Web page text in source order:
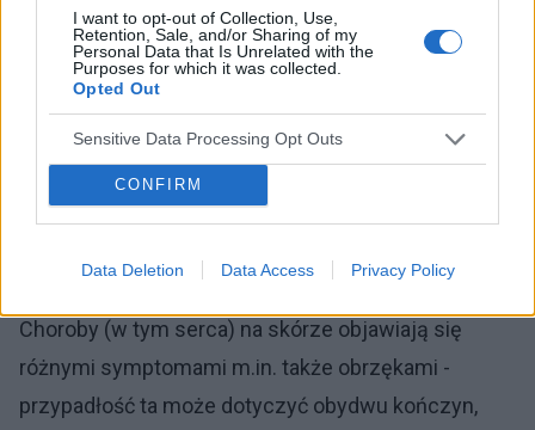
I want to opt-out of Collection, Use,
Retention, Sale, and/or Sharing of my
Personal Data that Is Unrelated with the
Purposes for which it was collected.
Opted Out
Sensitive Data Processing Opt Outs
CONFIRM
Data Deletion Data Access Privacy Policy
należy mieć jednak na uwadze fakt, że objaw ten
może świadczyć także o martwicy w przebiegu
zakrzepowo - zatorowego zapalenia naczyń.
Schorzenie to zawsze związane jest z
długotrwałym paleniem tytoniu, a zmiany obejmują
palce rąk i nóg.
Jeszcze słów kilka o…
Choroby (w tym serca) na skórze objawiają się
różnymi symptomami m.in. także obrzękami -
przypadłość ta może dotyczyć obydwu kończyn,